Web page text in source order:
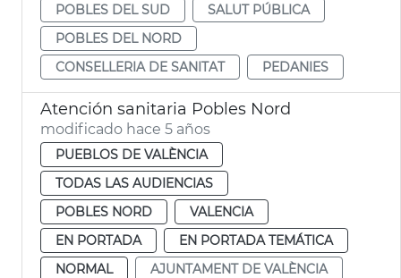
POBLES DEL SUD
SALUT PÚBLICA
POBLES DEL NORD
CONSELLERIA DE SANITAT
PEDANIES
Atención sanitaria Pobles Nord
modificado hace 5 años
PUEBLOS DE VALÈNCIA
TODAS LAS AUDIENCIAS
POBLES NORD
VALENCIA
EN PORTADA
EN PORTADA TEMÁTICA
NORMAL
AJUNTAMENT DE VALÈNCIA